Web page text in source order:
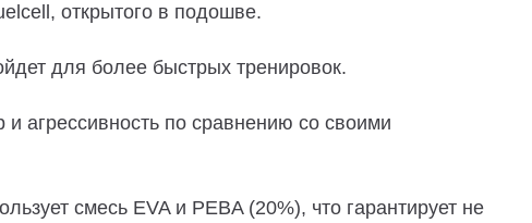
открытого в подошве.
для более быстрых тренировок.
и агрессивность по сравнению со своими
смесь EVA и PEBA (20%), что гарантирует не